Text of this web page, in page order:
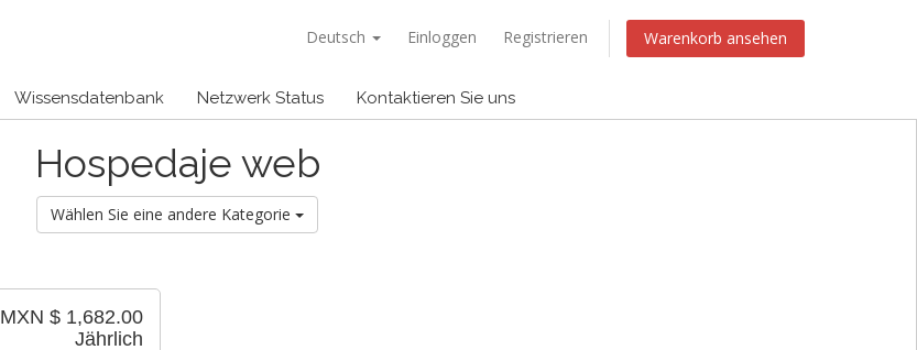
Deutsch Einloggen Registrieren Warenkorb ansehen
Wissensdatenbank Netzwerk Status Kontaktieren Sie uns
Hospedaje web
Wählen Sie eine andere Kategorie
MXN $ 1,682.00
Jährlich